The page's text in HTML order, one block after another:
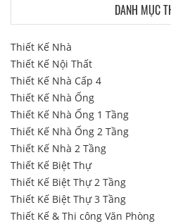
DANH MỤC
Thiết Kế Nhà
Thiết Kế Nội Thất
Thiết Kế Nhà Cấp 4
Thiết Kế Nhà Ống
Thiết Kế Nhà Ống 1 Tầng
Thiết Kế Nhà Ống 2 Tầng
Thiết Kế Nhà 2 Tầng
Thiết Kế Biệt Thự
Thiết Kế Biệt Thự 2 Tầng
Thiết Kế Biệt Thự 3 Tầng
Thiết Kế & Thi công Văn Phòng